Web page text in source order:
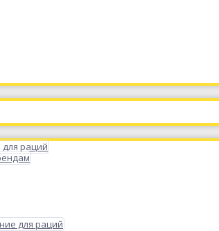
раций
для раций